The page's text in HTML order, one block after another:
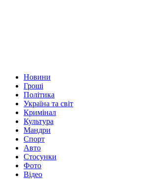
Новини
Гроші
Політика
Україна та світ
Кримінал
Культура
Мандри
Спорт
Авто
Стосунки
Фото
Відео